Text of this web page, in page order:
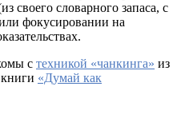
своего словарного запаса, с
фокусировании на
с техникой «чанкинга» из
«Думай как